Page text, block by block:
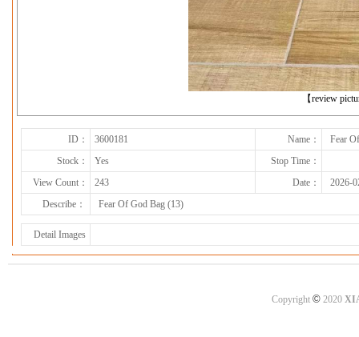
【review
下一张
ID： 3600181 Name：
Fear
Stock：
Yes
Stop Time：
View Count：
243 Date：
2026-
Describe：
Fear Of God Bag (13)
Detail Images
Copyright ©2020